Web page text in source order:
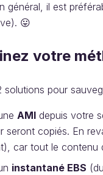
général, il est
😛
votre
solutions pour
AMI depuis votre
seront copiés. En
car tout le contenu
instantané EBS